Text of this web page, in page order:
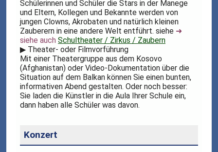
Schülerinnen und Schüler die Stars in der Manege
und Eltern, Kollegen und Bekannte werden von
jungen Clowns, Akrobaten und natürlich kleinen
Zauberern in eine andere Welt entführt. siehe ➜
siehe auchSchultheater / Zirkus / Zaubern
▶ Theater- oder Filmvorführung
Mit einer Theatergruppe aus dem Kosovo
(Afghanistan) oder Video-Dokumentation über die
Situation auf dem Balkan können Sie einen bunten,
informativen Abend gestalten. Oder noch besser:
Sie laden die Künstler in die Aula Ihrer Schule ein,
dann haben alle Schüler was davon.
Konzert